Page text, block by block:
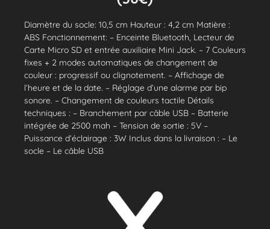
Diamètre du socle: 10,5 cm Hauteur : 4,2 cm Matière :
ABS Fonctionnement: – Enceinte Bluetooth, Lecteur de
Carte Micro SD et entrée auxiliaire Mini Jack. – 7 Couleurs
fixes + 2 modes automatiques de changement de
couleur : progressif ou clignotement. – Affichage de
l’heure et de la date. – Réglage d’une alarme par bip
sonore. – Changement de couleurs tactile Détails
techniques : – Branchement par câble USB – Batterie
intégrée de 2500 mah – Tension de sortie : 5V –
Puissance d’éclairage : 3W Inclus dans la livraison : – Le
socle – Le câble USB